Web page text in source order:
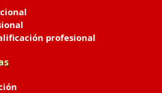
profesional